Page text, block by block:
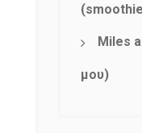
Miles
μου)